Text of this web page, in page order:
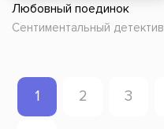
Любовный поединок
Сентиментальный детектив
1 2 3